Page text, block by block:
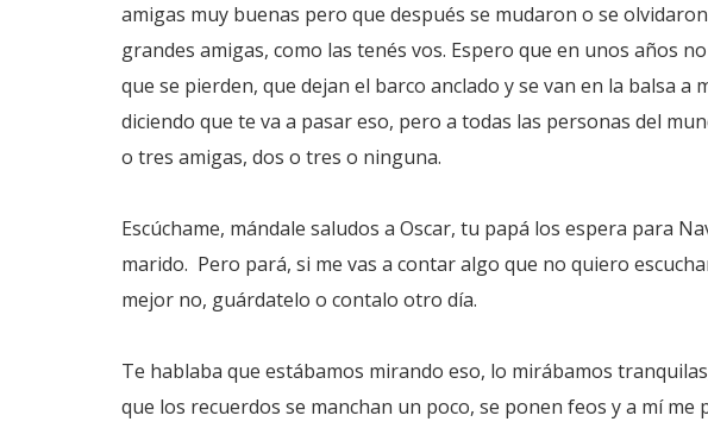
amigas muy buenas pero que después se mudaron o se
grandes amigas, como las tenés vos. Espero que en unos años
que se pierden, que dejan el barco anclado y se van en la balsa a
diciendo que te va a pasar eso, pero a todas las personas del
o tres amigas, dos o tres o ninguna.
Escúchame, mándale saludos a Oscar, tu papá los espera para
marido. Pero pará, si me vas a contar algo que no quiero
mejor no, guárdatelo o contalo otro día.
Te hablaba que estábamos mirando eso, lo mirábamos
que los recuerdos se manchan un poco, se ponen feos y a mí